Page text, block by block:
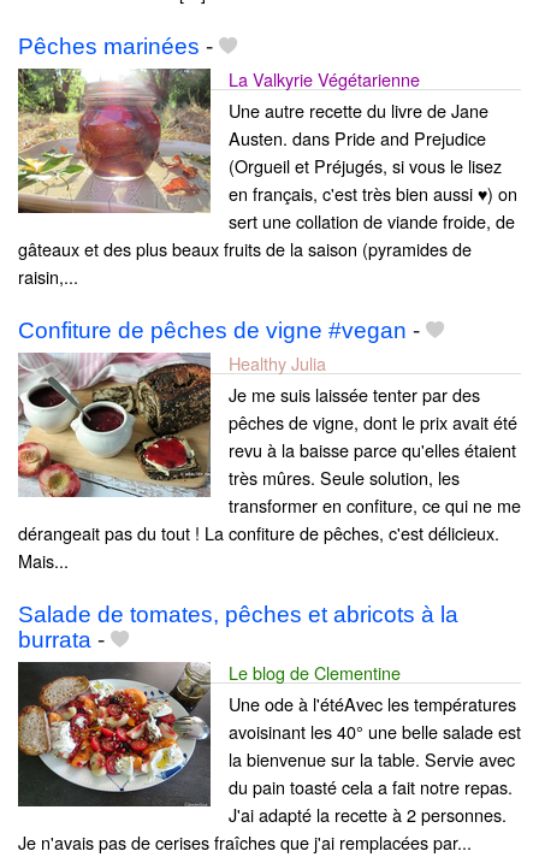
Pêches marinées -
La Valkyrie Végétarienne
Une autre recette du livre de Jane
Austen. dans Pride and Prejudice
(Orgueil et Préjugés, si vous le lisez
en français, c'est très bien aussi ♥) on
sert une collation de viande froide, de
gâteaux et des plus beaux fruits de la saison (pyramides de
raisin,...
Confiture de pêches de vigne #vegan -
Healthy Julia
Je me suis laissée tenter par des
pêches de vigne, dont le prix avait été
revu à la baisse parce qu'elles étaient
très mûres. Seule solution, les
transformer en confiture, ce qui ne me
dérangeait pas du tout ! La confiture de pêches, c'est délicieux.
Mais...
Salade de tomates, pêches et abricots à la
burrata -
Le blog de Clementine
Une ode à l'étéAvec les températures
avoisinant les 40° une belle salade est
la bienvenue sur la table. Servie avec
du pain toasté cela a fait notre repas.
J'ai adapté la recette à 2 personnes.
Je n'avais pas de cerises fraîches que j'ai remplacées par...